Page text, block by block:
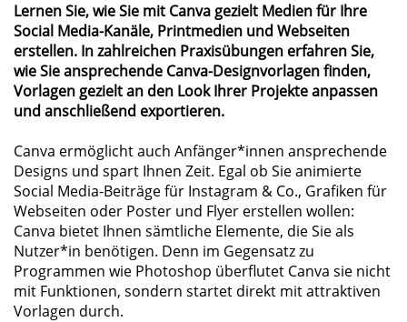
Lernen Sie, wie Sie mit Canva gezielt Medien für Ihre
Social Media-Kanäle, Printmedien und Webseiten
erstellen. In zahlreichen Praxisübungen erfahren Sie,
wie Sie ansprechende Canva-Designvorlagen finden,
Vorlagen gezielt an den Look Ihrer Projekte anpassen
und anschließend exportieren.
Canva ermöglicht auch Anfänger*innen ansprechende
Designs und spart Ihnen Zeit. Egal ob Sie animierte
Social Media-Beiträge für Instagram & Co., Grafiken für
Webseiten oder Poster und Flyer erstellen wollen:
Canva bietet Ihnen sämtliche Elemente, die Sie als
Nutzer*in benötigen. Denn im Gegensatz zu
Programmen wie Photoshop überflutet Canva sie nicht
mit Funktionen, sondern startet direkt mit attraktiven
Vorlagen durch.